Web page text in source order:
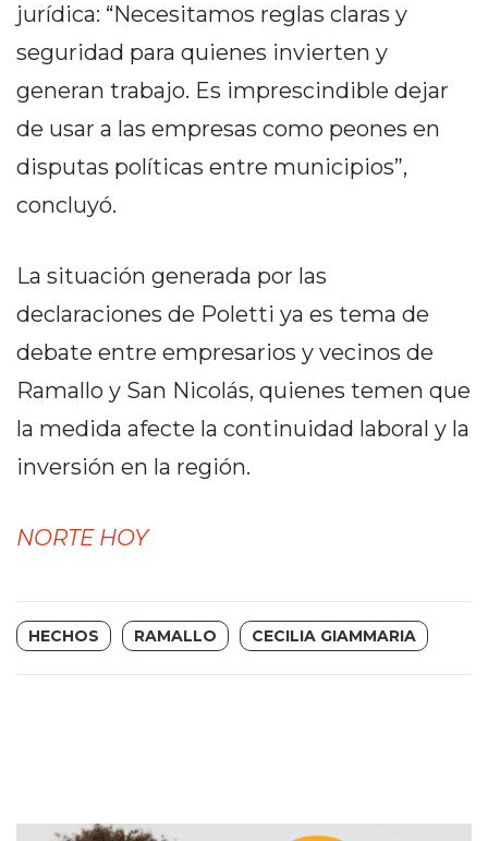
TAPA
DEL
REPORTERO
DIARIO
DEPORTIVO
MEDIOS
INFOPBA
PUBLICITÁ
NORTE
HOY
HORA
NOTICIAS
NOTICIAS
jurídica: “Necesitamos reglas claras y
seguridad para quienes invierten y
generan trabajo. Es imprescindible dejar
de usar a las empresas como peones en
disputas políticas entre municipios”,
concluyó.
La situación generada por las
declaraciones de Poletti ya es tema de
debate entre empresarios y vecinos de
Ramallo y San Nicolás, quienes temen que
la medida afecte la continuidad laboral y la
inversión en la región.
NORTE HOY
HECHOS RAMALLO CECILIA GIAMMARIA